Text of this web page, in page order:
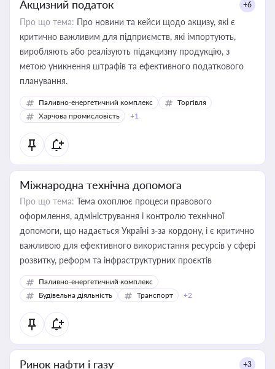
Акцизний податок +6
Про що тема: Про новини та кейси щодо акцизу, які є
критично важливим для підприємств, які імпортують,
виробляють або реалізують підакцизну продукцію, з
метою уникнення штрафів та ефективного податкового
планування.
Паливно-енергетичний комплекс
Торгівля
Харчова промисловість
+1
Міжнародна технічна допомога
Про що тема: Тема охоплює процеси правового
оформлення, адміністрування і контролю технічної
допомоги, що надається Україні з-за кордону, і є критично
важливою для ефективного використання ресурсів у сфері
розвитку, реформ та інфраструктурних проєктів
Паливно-енергетичний комплекс
Будівельна діяльність
Транспорт +2
Ринок нафти і газу +3